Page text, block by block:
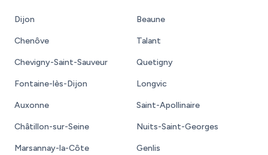
Dijon Beaune
Chenôve Talant
Chevigny-Saint-Sauveur Quetigny
Fontaine-lès-Dijon Longvic
Auxonne Saint-Apollinaire
Châtillon-sur-Seine Nuits-Saint-Georges
Marsannay-la-Côte Genlis